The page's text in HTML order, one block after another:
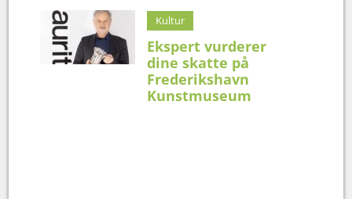
Kultur
Ekspert vurderer
dine skatte på
Frederikshavn
Kunstmuseum